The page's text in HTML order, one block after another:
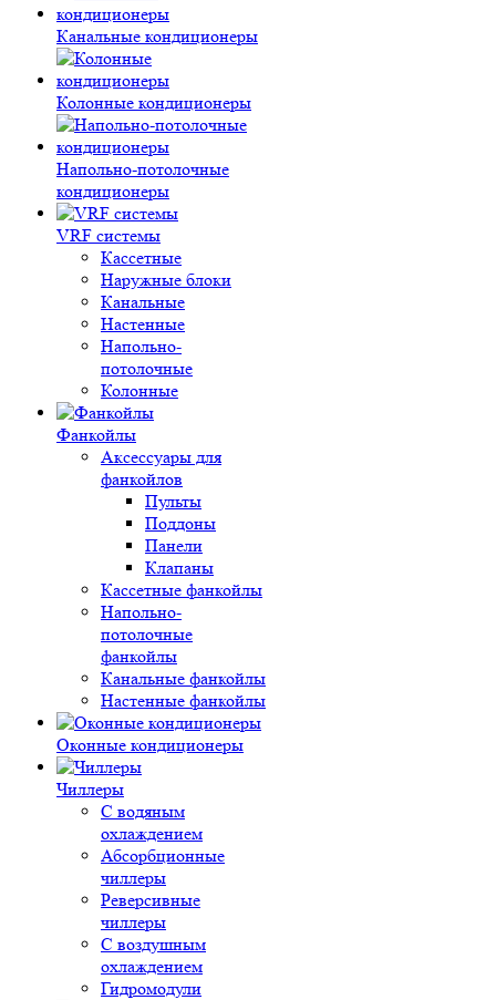
Канальные кондиционеры
Колонные кондиционеры
Напольно-потолочные
кондиционеры
VRF системы
Кассетные
Наружные блоки
Канальные
Настенные
Напольно-
потолочные
Колонные
Фанкойлы
Аксессуары для
фанкойлов
Пульты
Поддоны
Панели
Клапаны
Кассетные фанкойлы
Напольно-
потолочные
фанкойлы
Канальные фанкойлы
Настенные фанкойлы
Оконные кондиционеры
Чиллеры
С водяным
охлаждением
Абсорбционные
чиллеры
Реверсивные
чиллеры
С воздушным
охлаждением
Гидромодули